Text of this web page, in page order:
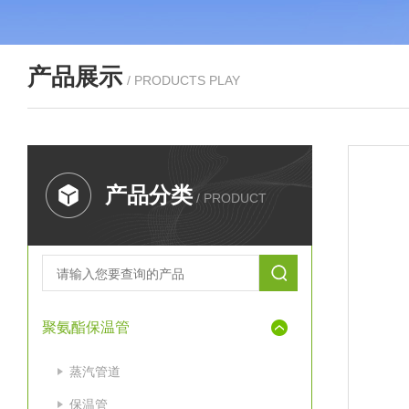
产品展示 / PRODUCTS PLAY
产品分类 / PRODUCT
聚氨酯保温管
蒸汽管道
保温管